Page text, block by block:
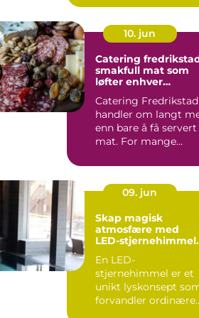
handler det ...
10. jun
Catering
smakfull mat som
løfter enhver
Catering Fredrikstad
handler om langt
enn bare å få servert
mat. For mange
tryggh...
09. jun
Skap magisk
atmosfære med
LED-stjernehimmel
En LED-
stjernehimmel er et
unikt lyskonsept
forvandler ordinære